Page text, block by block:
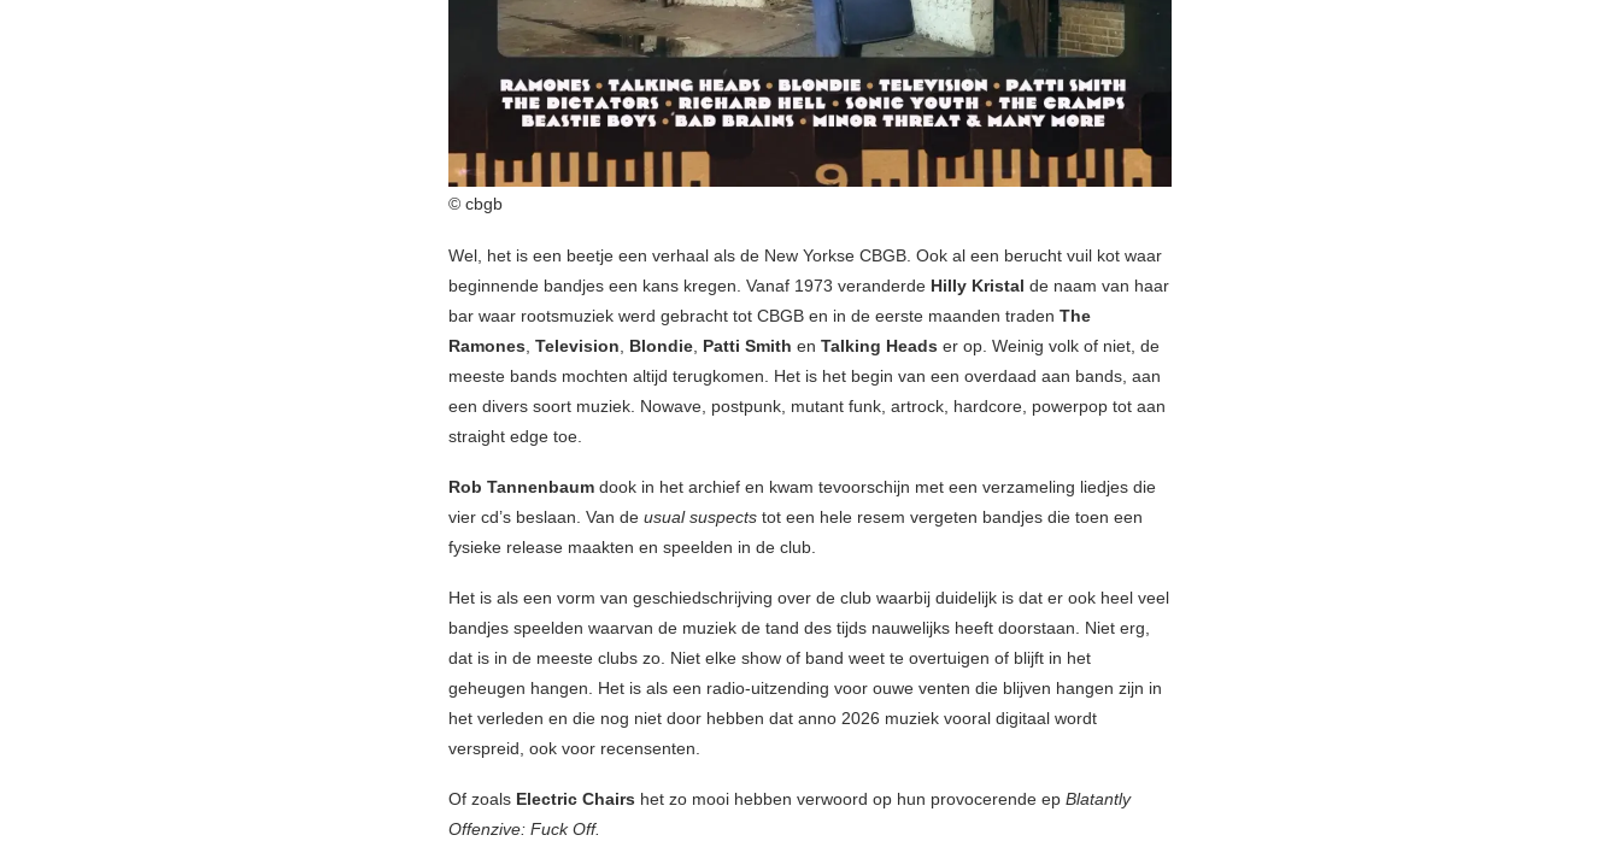
© cbgb
Wel, het is een beetje een verhaal als de New Yorkse CBGB. Ook al een berucht vuil kot waar
beginnende bandjes een kans kregen. Vanaf 1973 veranderde Hilly Kristal de naam van haar
bar waar rootsmuziek werd gebracht tot CBGB en in de eerste maanden traden The
Ramones, Television, Blondie, Patti Smith en Talking Heads er op. Weinig volk of niet, de
meeste bands mochten altijd terugkomen. Het is het begin van een overdaad aan bands, aan
een divers soort muziek. Nowave, postpunk, mutant funk, artrock, hardcore, powerpop tot aan
straight edge toe.
Rob Tannenbaum dook in het archief en kwam tevoorschijn met een verzameling liedjes die
vier cd’s beslaan. Van de usual suspects tot een hele resem vergeten bandjes die toen een
fysieke release maakten en speelden in de club.
Het is als een vorm van geschiedschrijving over de club waarbij duidelijk is dat er ook heel veel
bandjes speelden waarvan de muziek de tand des tijds nauwelijks heeft doorstaan. Niet erg,
dat is in de meeste clubs zo. Niet elke show of band weet te overtuigen of blijft in het
geheugen hangen. Het is als een radio-uitzending voor ouwe venten die blijven hangen zijn in
het verleden en die nog niet door hebben dat anno 2026 muziek vooral digitaal wordt
verspreid, ook voor recensenten.
Of zoals Electric Chairs het zo mooi hebben verwoord op hun provocerende ep Blatantly
Offenzive: Fuck Off.